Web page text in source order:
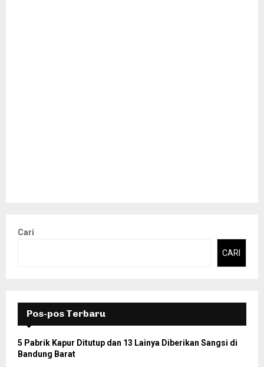
Cari
CARI
Pos-pos Terbaru
5 Pabrik Kapur Ditutup dan 13 Lainya Diberikan Sangsi di
Bandung Barat